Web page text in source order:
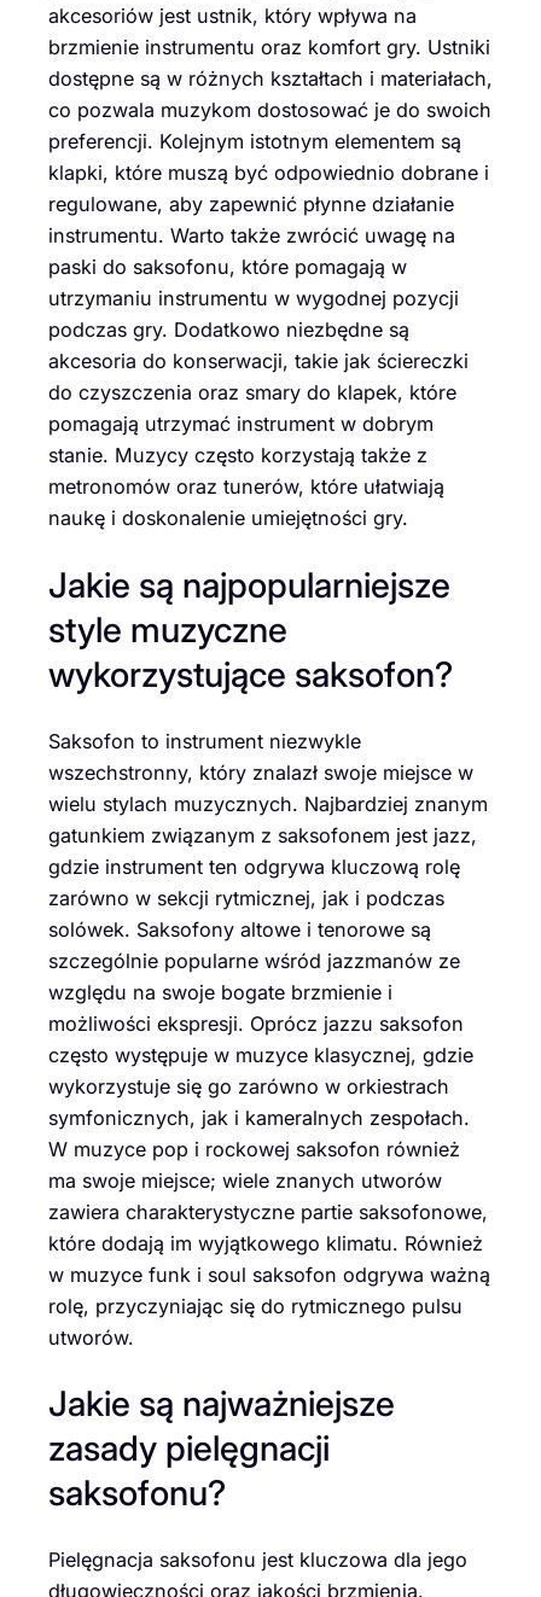
akcesoriów jest ustnik, który wpływa na
brzmienie instrumentu oraz komfort gry. Ustniki
dostępne są w różnych kształtach i materiałach,
co pozwala muzykom dostosować je do swoich
preferencji. Kolejnym istotnym elementem są
klapki, które muszą być odpowiednio dobrane i
regulowane, aby zapewnić płynne działanie
instrumentu. Warto także zwrócić uwagę na
paski do saksofonu, które pomagają w
utrzymaniu instrumentu w wygodnej pozycji
podczas gry. Dodatkowo niezbędne są
akcesoria do konserwacji, takie jak ściereczki
do czyszczenia oraz smary do klapek, które
pomagają utrzymać instrument w dobrym
stanie. Muzycy często korzystają także z
metronomów oraz tunerów, które ułatwiają
naukę i doskonalenie umiejętności gry.
Jakie są najpopularniejsze
style muzyczne
wykorzystujące saksofon?
Saksofon to instrument niezwykle
wszechstronny, który znalazł swoje miejsce w
wielu stylach muzycznych. Najbardziej znanym
gatunkiem związanym z saksofonem jest jazz,
gdzie instrument ten odgrywa kluczową rolę
zarówno w sekcji rytmicznej, jak i podczas
solówek. Saksofony altowe i tenorowe są
szczególnie popularne wśród jazzmanów ze
względu na swoje bogate brzmienie i
możliwości ekspresji. Oprócz jazzu saksofon
często występuje w muzyce klasycznej, gdzie
wykorzystuje się go zarówno w orkiestrach
symfonicznych, jak i kameralnych zespołach.
W muzyce pop i rockowej saksofon również
ma swoje miejsce; wiele znanych utworów
zawiera charakterystyczne partie saksofonowe,
które dodają im wyjątkowego klimatu. Również
w muzyce funk i soul saksofon odgrywa ważną
rolę, przyczyniając się do rytmicznego pulsu
utworów.
Jakie są najważniejsze
zasady pielęgnacji
saksofonu?
Pielęgnacja saksofonu jest kluczowa dla jego
długowieczności oraz jakości brzmienia.